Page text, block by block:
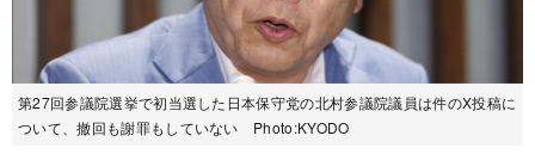
第27回参議院選挙で初当選した日本保守党の北村参議院議員は件のX投稿に
ついて、撤回も謝罪もしていない Photo:KYODO